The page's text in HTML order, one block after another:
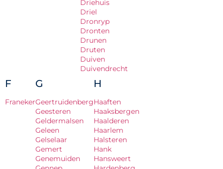
Driehuis
Driel
Dronryp
Dronten
Drunen
Druten
Duiven
Duivendrecht
F
Franeker
G
Geertruidenberg
Geesteren
Geldermalsen
Geleen
Gelselaar
Gemert
Genemuiden
H
Haaften
Haaksbergen
Haalderen
Haarlem
Halsteren
Hank
Hansweert